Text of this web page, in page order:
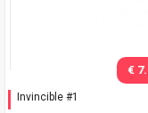
Invincible #1
€